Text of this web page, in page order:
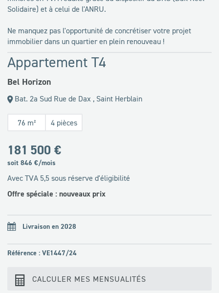
Solidaire) et à celui de l'ANRU.
Ne manquez pas l'opportunité de concrétiser votre projet
immobilier dans un quartier en plein renouveau !
Appartement T4
Bel Horizon
Bat. 2a Sud Rue de Dax , Saint Herblain
76 m² 4 pièces
181 500 €
soit 846 €/mois
Avec TVA 5,5 sous réserve d'éligibilité
Offre spéciale : nouveaux prix
Livraison en 2028
Référence : VE1447/24
CALCULER MES MENSUALITÉS